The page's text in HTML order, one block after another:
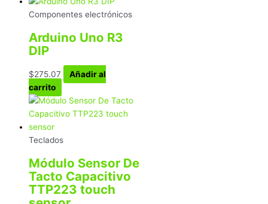
Componentes electrónicos
Arduino Uno R3
DIP
$275.07
Añadir al
carrito
Teclados
Módulo Sensor De
Tacto Capacitivo
TTP223 touch